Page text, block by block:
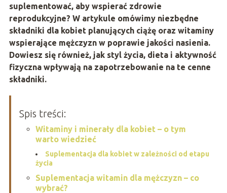
suplementować, aby wspierać zdrowie
reprodukcyjne? W artykule omówimy niezbędne
składniki dla kobiet planujących ciążę oraz witaminy
wspierające mężczyzn w poprawie jakości nasienia.
Dowiesz się również, jak styl życia, dieta i aktywność
fizyczna wpływają na zapotrzebowanie na te cenne
składniki.
Spis treści:
Witaminy i minerały dla kobiet – o tym
warto wiedzieć
Suplementacja dla kobiet w zależności od etapu
życia
Suplementacja witamin dla mężczyzn – co
wybrać?